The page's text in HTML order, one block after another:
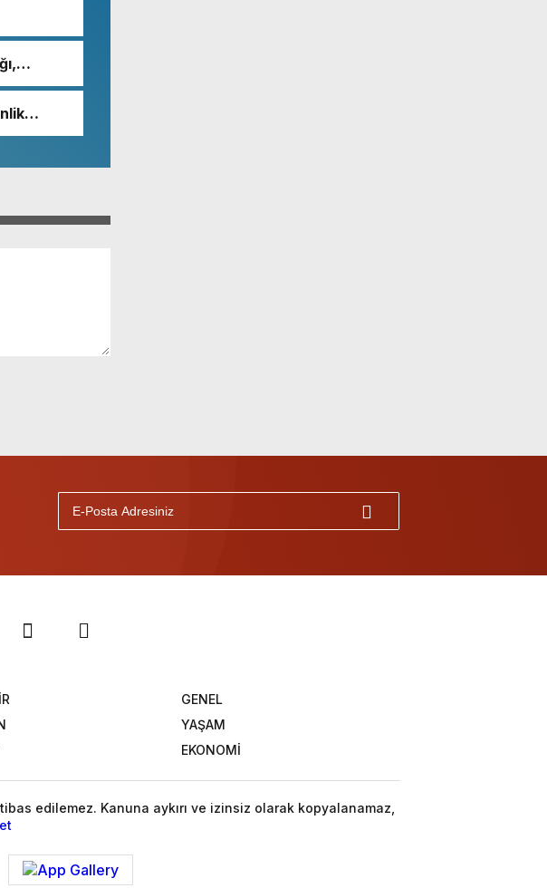
GENEL
YAŞAM
EKONOMİ
edilemez. Kanuna aykırı ve izinsiz olarak kopyalanamaz,